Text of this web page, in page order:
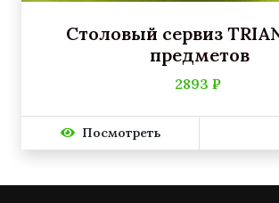
Столовый сервиз
предметов
2893 ₽
Посмотреть